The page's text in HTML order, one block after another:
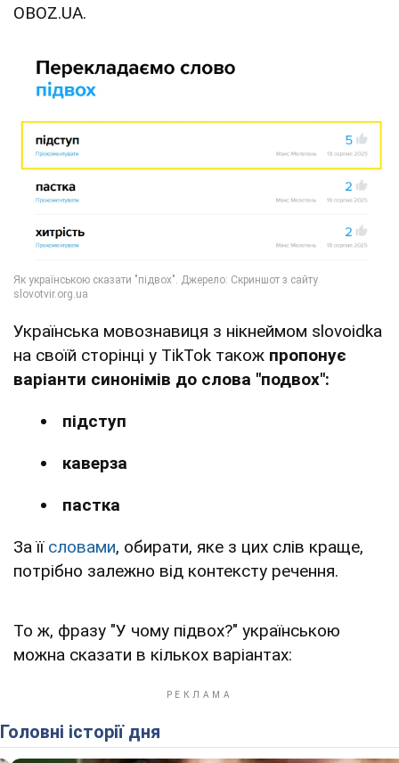
OBOZ.UA.
Українська мовознавиця з нікнеймом slovoidka
на своїй сторінці у TikTok також пропонує
варіанти синонімів до слова "подвох":
підступ
каверза
пастка
За її словами, обирати, яке з цих слів краще,
потрібно залежно від контексту речення.
То ж, фразу "У чому підвох?" українською
можна сказати в кількох варіантах:
Головні історії дня